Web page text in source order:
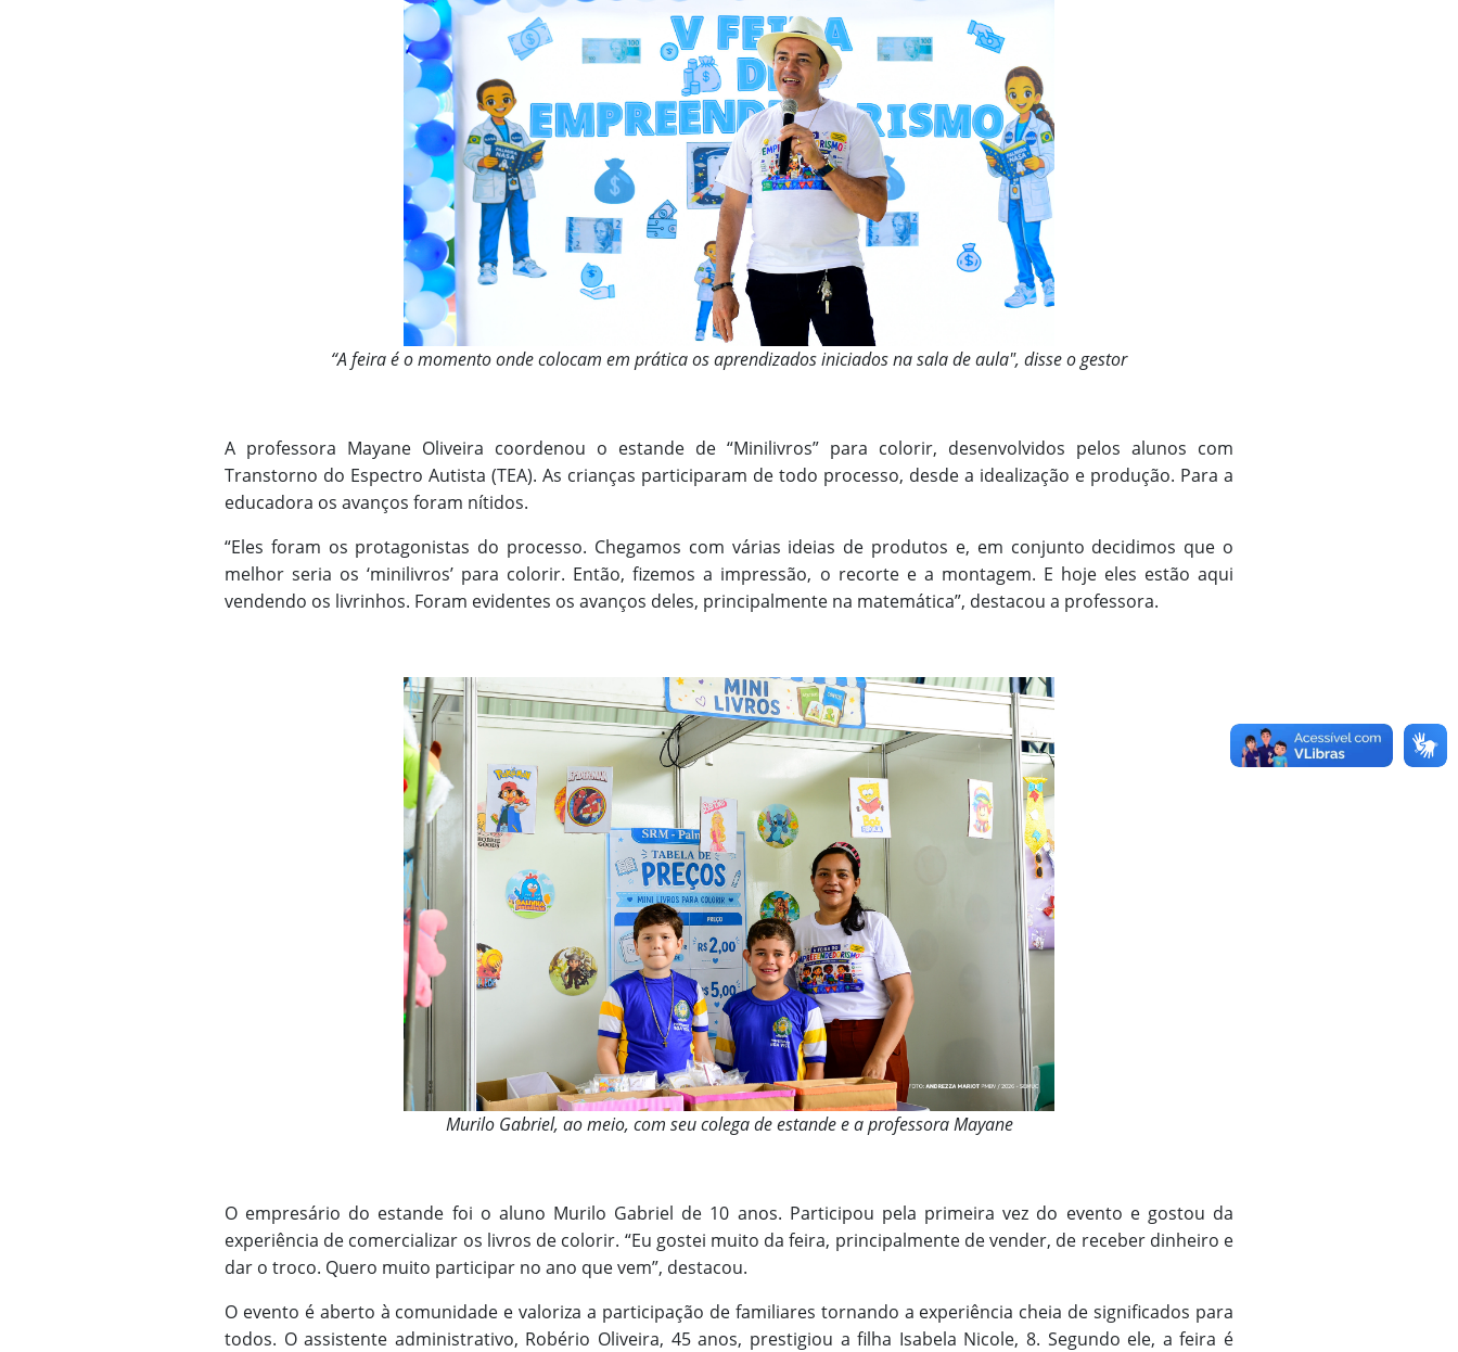
“A feira é o momento onde colocam em prática os aprendizados iniciados na sala de aula", disse o gestor
A professora Mayane Oliveira coordenou o estande de “Minilivros” para colorir, desenvolvidos pelos alunos com
Transtorno do Espectro Autista (TEA). As crianças participaram de todo processo, desde a idealização e produção. Para a
educadora os avanços foram nítidos.
“Eles foram os protagonistas do processo. Chegamos com várias ideias de produtos e, em conjunto decidimos que o
melhor seria os ‘minilivros’ para colorir. Então, fizemos a impressão, o recorte e a montagem. E hoje eles estão aqui
vendendo os livrinhos. Foram evidentes os avanços deles, principalmente na matemática”, destacou a professora.
Murilo Gabriel, ao meio, com seu colega de estande e a professora Mayane
O empresário do estande foi o aluno Murilo Gabriel de 10 anos. Participou pela primeira vez do evento e gostou da
experiência de comercializar os livros de colorir. “Eu gostei muito da feira, principalmente de vender, de receber dinheiro e
dar o troco. Quero muito participar no ano que vem”, destacou.
O evento é aberto à comunidade e valoriza a participação de familiares tornando a experiência cheia de significados para
todos. O assistente administrativo, Robério Oliveira, 45 anos, prestigiou a filha Isabela Nicole, 8. Segundo ele, a feira é